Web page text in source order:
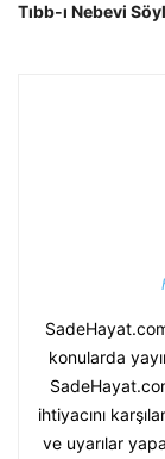
Tıbb-ı Nebevi
konularda
ihtiyacını
ve uyarılar